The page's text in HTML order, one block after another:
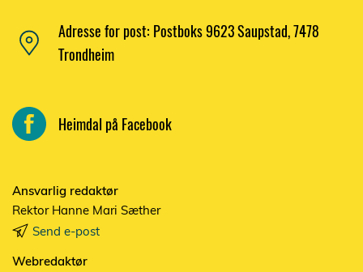
Adresse for post: Postboks 9623 Saupstad, 7478
Trondheim
Heimdal på Facebook
Ansvarlig redaktør
Rektor Hanne Mari Sæther
Send e-post
Webredaktør